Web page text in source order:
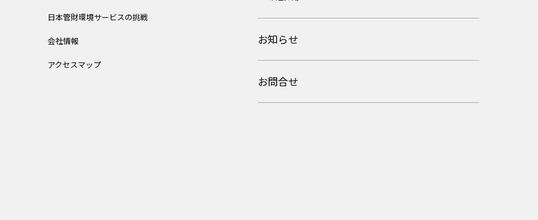
日本管財環境サービスの挑戦
会社情報
アクセスマップ
お知らせ
お問合せ